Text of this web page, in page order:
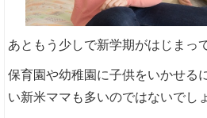
あともう少しで新学期がはじまっ
保育園や幼稚園に子供をいかせる
い新米ママも多いのではないでし